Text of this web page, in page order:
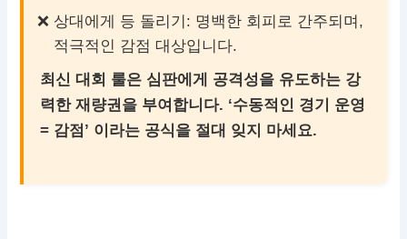
상대에게 등 돌리기: 명백한 회피로 간주되며,
적극적인 감점 대상입니다.
최신 대회 룰은 심판에게 공격성을 유도하는 강
력한 재량권을 부여합니다. ‘수동적인 경기 운영
= 감점’ 이라는 공식을 절대 잊지 마세요.